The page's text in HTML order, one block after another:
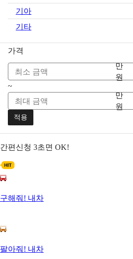
기아
기타
가격
만
원
~
만
원
적용
간편신청 3초면 OK!
구해줘! 내차
팔아줘! 내차